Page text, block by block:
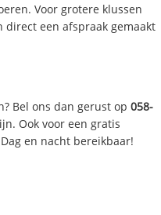
Voor grotere klussen
een afspraak gemaakt
Bel ons dan gerust op058-
Ook voor een gratis
en nacht bereikbaar!